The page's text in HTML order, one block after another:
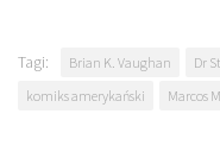
Tagi: Brian K. Vaughan Dr
komiks amerykański
Marcos